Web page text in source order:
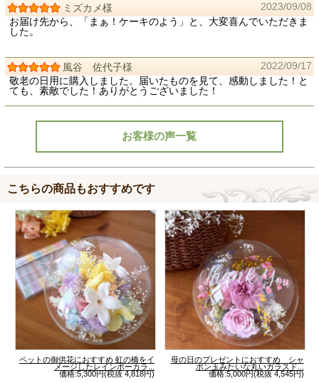
ミズカメ様 2023/09/08
お届け先から、「まぁ！ケーキのよう」と、大変喜んでいただきま
した。
風谷 佐代子様 2022/09/17
敬老の日用に購入しました。届いたものを見て、感動しました！と
ても、素敵でした！ありがとうございました！
お客様の声一覧
こちらの商品もおすすめです
ペットの御供花におすすめ 虹の橋をイ
メージしたレインボーカラ...
価格:5,300円(税抜 4,818円)
母の日のプレゼントにおすすめ シャ
ボン玉みたいな丸いガラスド...
価格:5,000円(税抜 4,545円)